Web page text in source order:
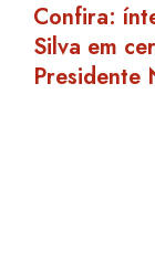
Confira:
Silva em
Presidente